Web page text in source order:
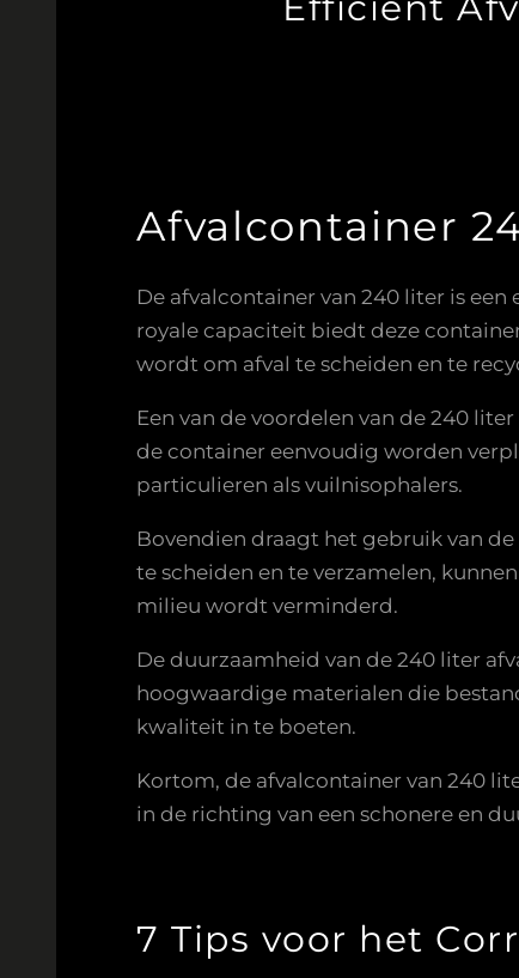
Afvalcontainer
De afvalcontainer van 240 liter is
royale capaciteit biedt deze
wordt om afval te scheiden en te
Een van de voordelen van de 240
de container eenvoudig worden
particulieren als vuilnisophalers.
Bovendien draagt het gebruik van
te scheiden en te verzamelen,
milieu wordt verminderd.
De duurzaamheid van de 240 liter
hoogwaardige materialen die
kwaliteit in te boeten.
Kortom, de afvalcontainer van 240
in de richting van een schonere en
7 Tips voor het